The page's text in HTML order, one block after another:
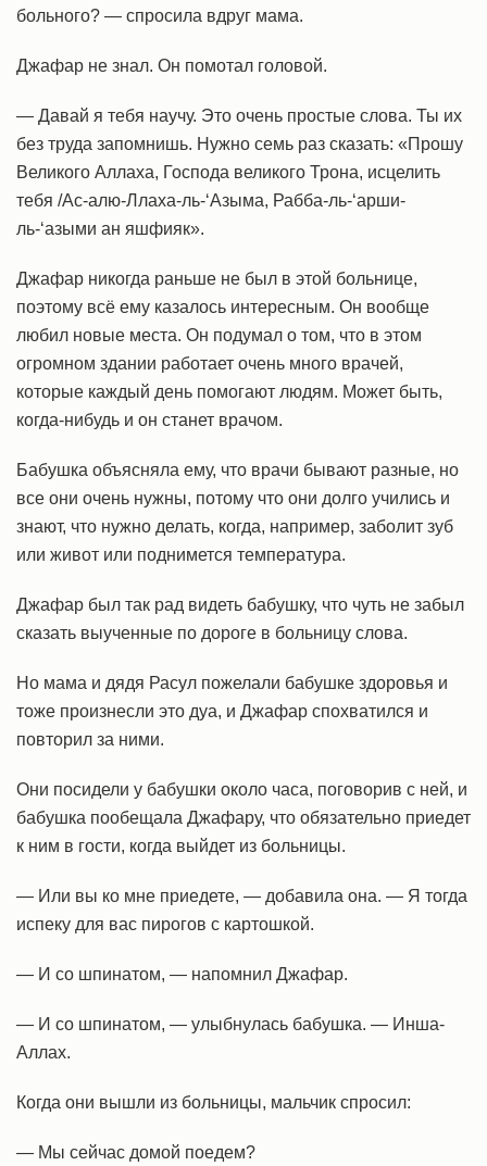
больного? — спросила вдруг мама.
Джафар не знал. Он помотал головой.
— Давай я тебя научу. Это очень простые слова. Ты их
без труда запомнишь. Нужно семь раз сказать: «Прошу
Великого Аллаха, Господа великого Трона, исцелить
тебя /Ас-алю-Ллаха-ль-‘Азыма, Рабба-ль-‘арши-
ль-‘азыми ан яшфияк».
Джафар никогда раньше не был в этой больнице,
поэтому всё ему казалось интересным. Он вообще
любил новые места. Он подумал о том, что в этом
огромном здании работает очень много врачей,
которые каждый день помогают людям. Может быть,
когда-нибудь и он станет врачом.
Бабушка объясняла ему, что врачи бывают разные, но
все они очень нужны, потому что они долго учились и
знают, что нужно делать, когда, например, заболит зуб
или живот или поднимется температура.
Джафар был так рад видеть бабушку, что чуть не забыл
сказать выученные по дороге в больницу слова.
Но мама и дядя Расул пожелали бабушке здоровья и
тоже произнесли это дуа, и Джафар спохватился и
повторил за ними.
Они посидели у бабушки около часа, поговорив с ней, и
бабушка пообещала Джафару, что обязательно приедет
к ним в гости, когда выйдет из больницы.
— Или вы ко мне приедете, — добавила она. — Я тогда
испеку для вас пирогов с картошкой.
— И со шпинатом, — напомнил Джафар.
— И со шпинатом, — улыбнулась бабушка. — Инша-
Аллах.
Когда они вышли из больницы, мальчик спросил:
— Мы сейчас домой поедем?